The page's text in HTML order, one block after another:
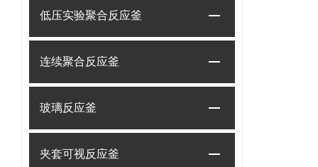
低压实验聚合反应釜
连续聚合反应釜
玻璃反应釜
夹套可视反应釜